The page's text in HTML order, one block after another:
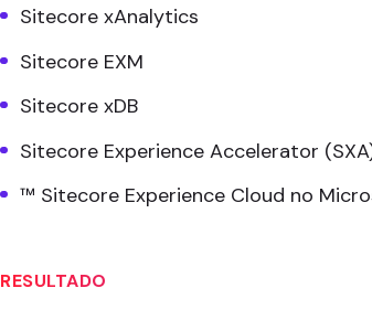
Sitecore xAnalytics
Sitecore EXM
Sitecore xDB
Sitecore Experience Accelerator
™ Sitecore Experience Cloud no
RESULTADO